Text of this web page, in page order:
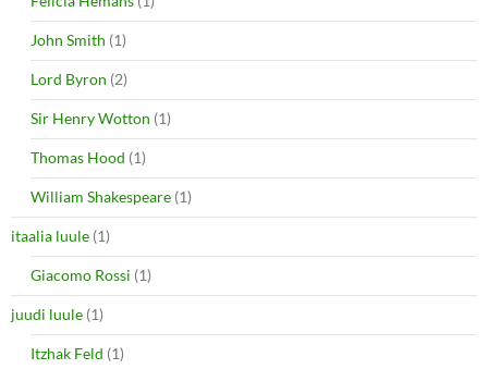
John Smith (1)
Lord Byron (2)
Sir Henry Wotton (1)
Thomas Hood (1)
William Shakespeare (1)
itaalia luule (1)
Giacomo Rossi (1)
juudi luule (1)
Itzhak Feld (1)